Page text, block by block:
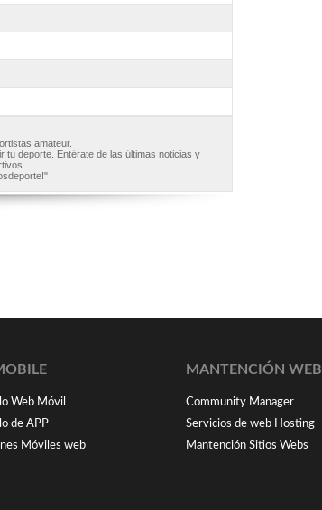
amateur.
deporte. Entérate de las últimas noticias y
Web Móvil
de APP
Móviles web
MANTENCIÓN WEB
Community Manager
Servicios de web Hosting
Mantención Sitios Webs